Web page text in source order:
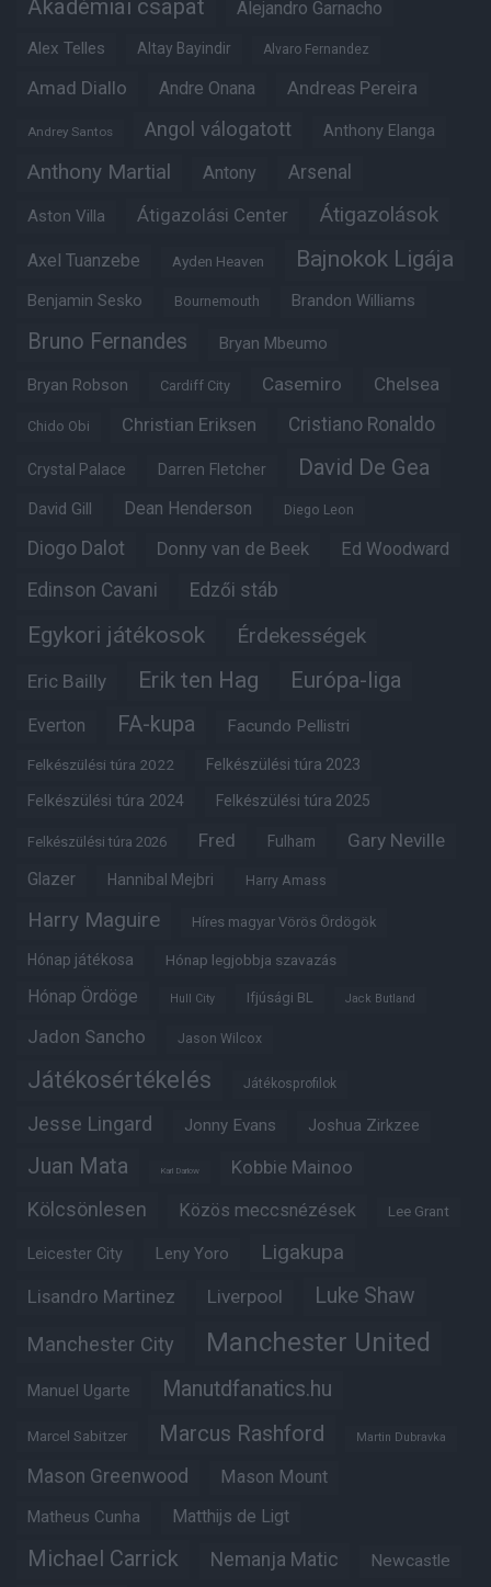
Akadémiai csapat Alejandro Garnacho
Alex Telles Altay Bayindir Alvaro Fernandez
Amad Diallo Andre Onana Andreas Pereira
Andrey Santos Angol válogatott Anthony Elanga
Anthony Martial Antony Arsenal
Aston Villa Átigazolási Center Átigazolások
Axel Tuanzebe Ayden Heaven Bajnokok Ligája
Benjamin Sesko Bournemouth Brandon Williams
Bruno Fernandes Bryan Mbeumo
Bryan Robson Cardiff City Casemiro Chelsea
Chido Obi Christian Eriksen Cristiano Ronaldo
Crystal Palace Darren Fletcher David De Gea
David Gill Dean Henderson Diego Leon
Diogo Dalot Donny van de Beek Ed Woodward
Edinson Cavani Edzői stáb
Egykori játékosok Érdekességek
Eric Bailly Erik ten Hag Európa-liga
Everton FA-kupa Facundo Pellistri
Felkészülési túra 2022 Felkészülési túra 2023
Felkészülési túra 2024 Felkészülési túra 2025
Felkészülési túra 2026 Fred Fulham Gary Neville
Glazer Hannibal Mejbri Harry Amass
Harry Maguire Híres magyar Vörös Ördögök
Hónap játékosa Hónap legjobbja szavazás
Hónap Ördöge Hull City Ifjúsági BL Jack Butland
Jadon Sancho Jason Wilcox
Játékosértékelés Játékosprofilok
Jesse Lingard Jonny Evans Joshua Zirkzee
Juan Mata Karl Darlow Kobbie Mainoo
Kölcsönlesen Közös meccsnézések Lee Grant
Leicester City Leny Yoro Ligakupa
Lisandro Martinez Liverpool Luke Shaw
Manchester City Manchester United
Manuel Ugarte Manutdfanatics.hu
Marcel Sabitzer Marcus Rashford Martin Dubravka
Mason Greenwood Mason Mount
Matheus Cunha Matthijs de Ligt
Michael Carrick Nemanja Matic Newcastle